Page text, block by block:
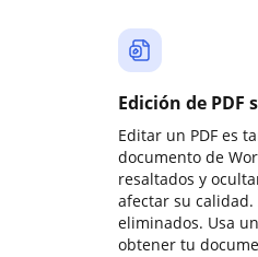
Edición de PDF
Editar un PDF es
documento de
resaltados y
afectar su
eliminados. Usa
obtener tu